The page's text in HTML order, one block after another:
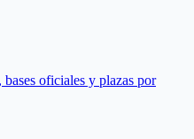
oficiales y plazas por